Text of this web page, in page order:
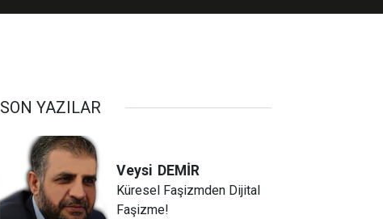
SON YAZILAR
Veysi DEMİR
Küresel Faşizmden Dijital
Faşizme!